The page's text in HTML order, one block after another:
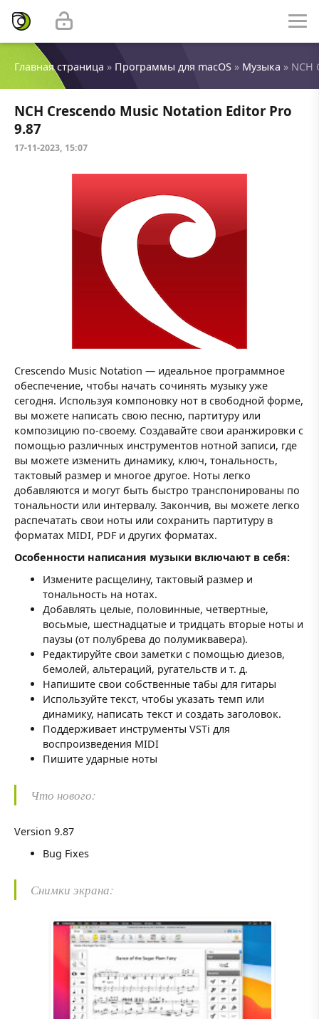
Главная страница » Программы для macOS » Музыка »
NCH Crescendo Music Notation Editor Pro
9.87
17-11-2023, 15:07
Crescendo Music Notation — идеальное программное
обеспечение, чтобы начать сочинять музыку уже
сегодня. Используя компоновку нот в свободной форме,
вы можете написать свою песню, партитуру или
композицию по-своему. Создавайте свои аранжировки с
помощью различных инструментов нотной записи, где
вы можете изменить динамику, ключ, тональность,
тактовый размер и многое другое. Ноты легко
добавляются и могут быть быстро транспонированы по
тональности или интервалу. Закончив, вы можете легко
распечатать свои ноты или сохранить партитуру в
форматах MIDI, PDF и других форматах.
Особенности написания музыки включают в себя:
Измените расщелину, тактовый размер и
тональность на нотах.
Добавлять целые, половинные, четвертные,
восьмые, шестнадцатые и тридцать вторые ноты и
паузы (от полубрева до полумиквавера).
Редактируйте свои заметки с помощью диезов,
бемолей, альтераций, ругательств и т. д.
Напишите свои собственные табы для гитары
Используйте текст, чтобы указать темп или
динамику, написать текст и создать заголовок.
Поддерживает инструменты VSTi для
воспроизведения MIDI
Пишите ударные ноты
Что нового:
Version 9.87
Bug Fixes
Снимки экрана: